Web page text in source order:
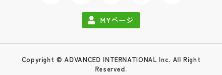
MYページ
Copyright © ADVANCED INTERNATIONAL Inc. All Right
Reserved.